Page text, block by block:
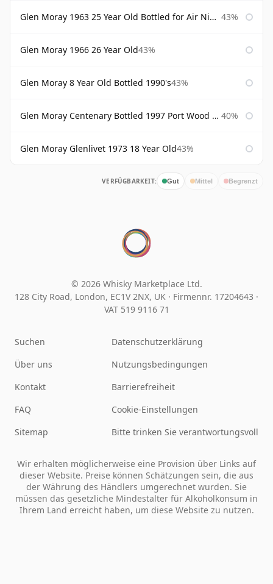
Glen Moray 1963 25 Year Old Bottled for Air Nippon 43%
Glen Moray 1966 26 Year Old43%
Glen Moray 8 Year Old Bottled 1990's43%
Glen Moray Centenary Bottled 1997 Port Wood Finish 40%
Glen Moray Glenlivet 1973 18 Year Old43%
VERFÜGBARKEIT: Gut Mittel Begrenzt
© 2026 Whisky Marketplace Ltd.
128 City Road, London, EC1V 2NX, UK · Firmennr. 17204643 ·
VAT 519 9116 71
Suchen
Über uns
Kontakt
FAQ
Sitemap
Datenschutzerklärung
Nutzungsbedingungen
Barrierefreiheit
Cookie-Einstellungen
Bitte trinken Sie verantwortungsvoll
Wir erhalten möglicherweise eine Provision über Links auf
dieser Website. Preise können Schätzungen sein, die aus
der Währung des Händlers umgerechnet wurden. Sie
müssen das gesetzliche Mindestalter für Alkoholkonsum in
Ihrem Land erreicht haben, um diese Website zu nutzen.